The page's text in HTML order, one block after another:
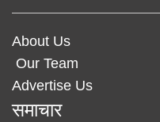
About Us
Our Team
Advertise Us
समाचार